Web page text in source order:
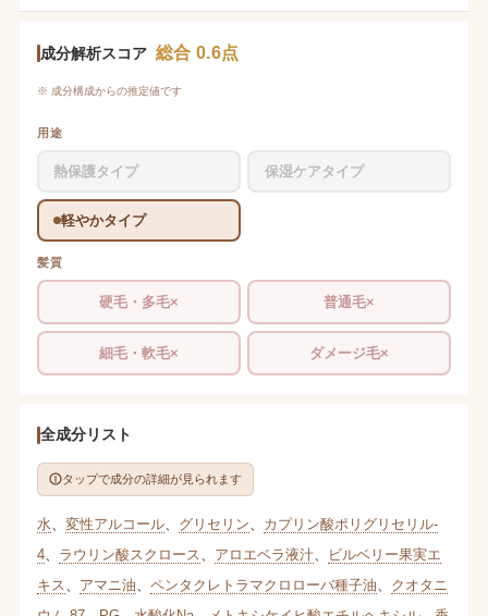
成分解析スコア 総合 0.6点
※ 成分構成からの推定値です
用途
熱保護タイプ 保湿ケアタイプ
軽やかタイプ
髪質
硬毛・多毛× 普通毛×
細毛・軟毛× ダメージ毛×
全成分リスト
タップで成分の詳細が見られます
水 変性アルコール、 グリセリン
カプリン酸ポリグリセリル-
4、 ラウリン酸スクロース アロエベラ液汁、
ビルベリー果実エ
キス
アマニ油 ペンタクレトラマクロローバ種子油
クオタニ